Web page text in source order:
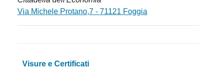
Visure e Certificati
Via Michele Protano,7 - 71121 Foggia